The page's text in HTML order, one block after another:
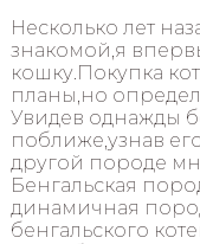
Несколько лет
знакомой,я
кошку.Покупка
планы,но
Увидев однажды
поближе,узнав
другой породе
Бенгальская
динамичная
бенгальского